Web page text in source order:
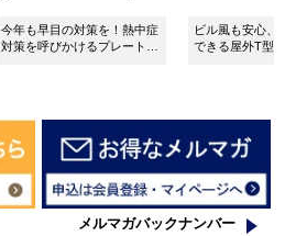
今年も早目の対策を！熱中症
対策を呼びかけるプレート看
ビル風も安心、
できる屋外T型
メルマガバックナンバー